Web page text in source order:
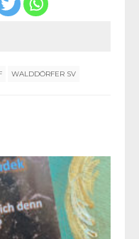
WALDDÖRFER SV